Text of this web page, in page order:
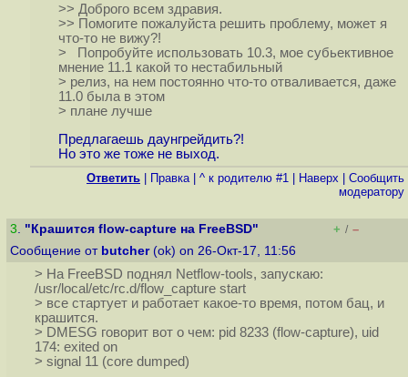
>> Доброго всем здравия.
>> Помогите пожалуйста решить проблему, может я
что-то не вижу?!
> Попробуйте использовать 10.3, мое субьективное
мнение 11.1 какой то нестабильный
> релиз, на нем постоянно что-то отваливается, даже
11.0 была в этом
> плане лучше
Предлагаешь даунгрейдить?!
Но это же тоже не выход.
Ответить Правка| ^ к родителю #1 Наверх
Cообщить
модератору
3. "Крашится flow-capture на FreeBSD" + / –
Сообщение от butcher(ok) on 26-Окт-17, 11:56
> На FreeBSD поднял Netflow-tools, запускаю:
/usr/local/etc/rc.d/flow_capture start
> все стартует и работает какое-то время, потом бац, и
крашится.
> DMESG говорит вот о чем: pid 8233 (flow-capture), uid
174: exited on
> signal 11 (core dumped)